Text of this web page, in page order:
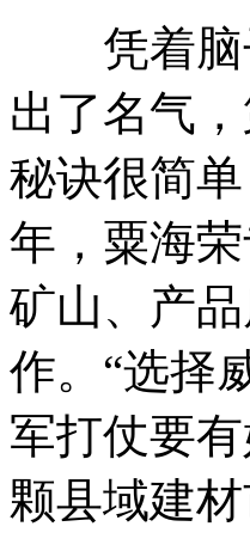
凭着脑子
出了名气
秘诀很简
年，粟海
矿山、产
作。“选择
军打仗要
颗县域建